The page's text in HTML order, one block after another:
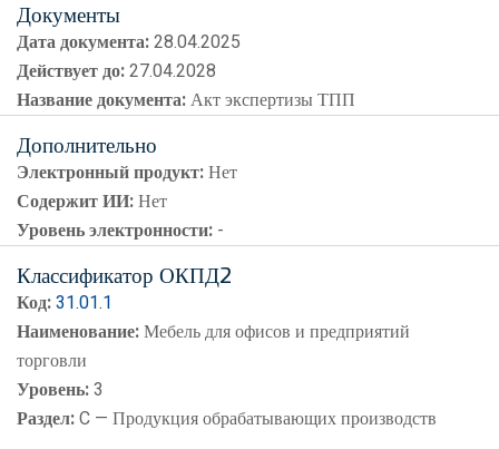
Документы
Дата документа:28.04.2025
Действует до:27.04.2028
Название документа:Акт экспертизы ТПП
Дополнительно
Электронный продукт:Нет
Содержит ИИ:Нет
Уровень электронности: -
Классификатор ОКПД2
Код:31.01.1
Наименование:Мебель для офисов и предприятий
торговли
Уровень:3
Раздел:C — Продукция обрабатывающих производств